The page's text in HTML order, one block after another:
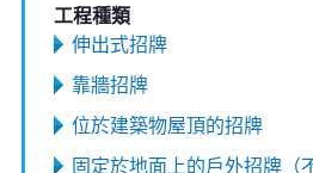
工程種類
伸出式招牌
靠牆招牌
位於建築物屋頂的招牌
固定於地面上的戶外招牌（